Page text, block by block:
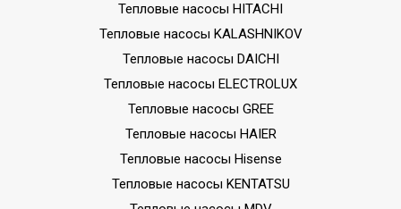
Тепловые насосы HITACHI
Тепловые насосы KALASHNIKOV
Тепловые насосы DAICHI
Тепловые насосы ELECTROLUX
Тепловые насосы GREE
Тепловые насосы HAIER
Тепловые насосы Hisense
Тепловые насосы KENTATSU